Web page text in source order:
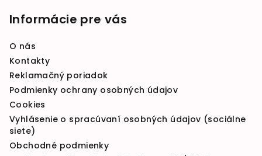
Informácie pre vás
O nás
Kontakty
Reklamačný poriadok
Podmienky ochrany osobných údajov
Cookies
Vyhlásenie o spracúvaní osobných údajov (sociálne
siete)
Obchodné podmienky